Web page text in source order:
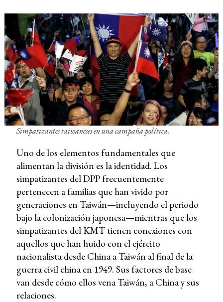
Simpatizantes taiwaneses en una campaña política.
Uno de los elementos fundamentales que
alimentan la división es la identidad. Los
simpatizantes del DPP frecuentemente
pertenecen a familias que han vivido por
generaciones en Taiwán—incluyendo el periodo
bajo la colonización japonesa—mientras que los
simpatizantes del KMT tienen conexiones con
aquellos que han huido con el ejército
nacionalista desde China a Taiwán al final de la
guerra civil china en 1949. Sus factores de base
van desde cómo ellos vena Taiwán, a China y sus
relaciones.